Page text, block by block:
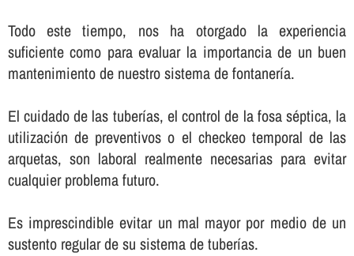
Todo este tiempo, nos ha otorgado la experiencia
suficiente como para evaluar la importancia de un buen
mantenimiento de nuestro sistema de fontanerí­a.
El cuidado de las tuberí­as, el control de la fosa séptica, la
utilización de preventivos o el checkeo temporal de las
arquetas, son laboral realmente necesarias para evitar
cualquier problema futuro.
Es imprescindible evitar un mal mayor por medio de un
sustento regular de su sistema de tuberí­as.